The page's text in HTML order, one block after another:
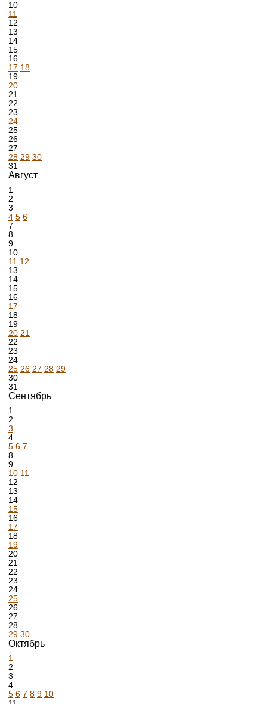
10
11
12
13
14
15
16
17 18
19
20
21
22
23
24
25
26
27
28 29 30
31
Август
1
2
3
4 5 6
7
8
9
10
11 12
13
14
15
16
17
18
19
20 21
22
23
24
25 26 27 28 29
30
31
Сентябрь
1
2
3
4
5 6 7
8
9
10 11
12
13
14
15
16
17
18
19
20
21
22
23
24
25
26
27
28
29 30
Октябрь
1
2
3
4
5 6 7 8 9 10